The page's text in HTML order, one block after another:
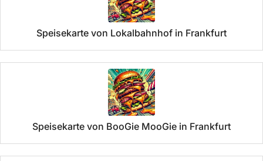
Speisekarte von Lokalbahnhof in Frankfurt
Speisekarte von BooGie MooGie in Frankfurt